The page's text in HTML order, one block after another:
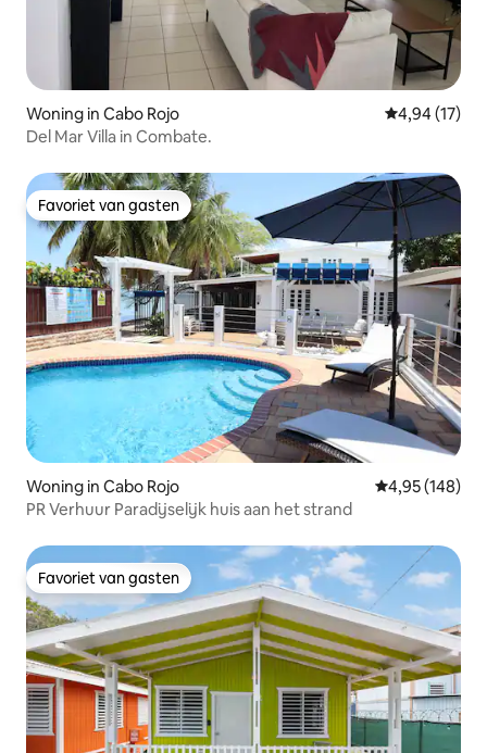
Woning in Cabo Rojo Gemiddelde
4,94 (17)
Del Mar Villa in Combate.
Favoriet van gasten
Favoriet van gasten
Woning in Cabo Rojo Gemiddelde
4,95 (148)
PR Verhuur Paradijselijk huis aan het strand
Favoriet van gasten
Favoriet van gasten